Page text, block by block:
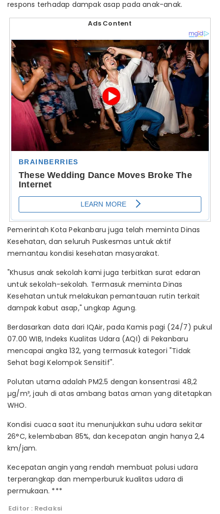
respons terhadap dampak asap pada anak-anak.
Ads Content
Pemerintah Kota Pekanbaru juga telah meminta Dinas
Kesehatan, dan seluruh Puskesmas untuk aktif
memantau kondisi kesehatan masyarakat.
"Khusus anak sekolah kami juga terbitkan surat edaran
untuk sekolah-sekolah. Termasuk meminta Dinas
Kesehatan untuk melakukan pemantauan rutin terkait
dampak kabut asap," ungkap Agung.
Berdasarkan data dari IQAir, pada Kamis pagi (24/7) pukul
07.00 WIB, Indeks Kualitas Udara (AQI) di Pekanbaru
mencapai angka 132, yang termasuk kategori "Tidak
Sehat bagi Kelompok Sensitif".
Polutan utama adalah PM2.5 dengan konsentrasi 48,2
µg/m³, jauh di atas ambang batas aman yang ditetapkan
WHO.
Kondisi cuaca saat itu menunjukkan suhu udara sekitar
26°C, kelembaban 85%, dan kecepatan angin hanya 2,4
km/jam.
Kecepatan angin yang rendah membuat polusi udara
terperangkap dan memperburuk kualitas udara di
permukaan. ***
Editor : Redaksi